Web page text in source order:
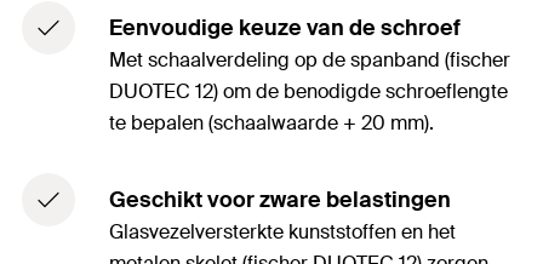
Eenvoudige keuze van de schroef
Met schaalverdeling op de spanband (fischer
DUOTEC 12) om de benodigde schroeflengte
te bepalen (schaalwaarde + 20 mm).
Geschikt voor zware belastingen
Glasvezelversterkte kunststoffen en het